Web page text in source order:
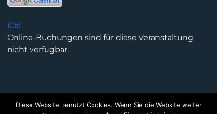
iCal
Online-Buchungen sind für diese Veranstaltung
nicht verfügbar.
DATENSCHUTZERKLÄRUNG IMPRESSUM KONTAKT
Diese Website benutzt Cookies. Wenn Sie die Website weiter